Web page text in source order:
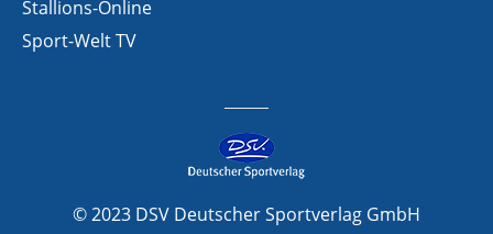
Stallions-Online
Sport-Welt TV
© 2023 DSV Deutscher Sportverlag GmbH